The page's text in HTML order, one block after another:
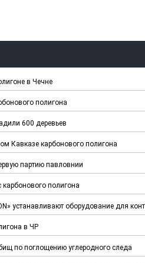
в Чечне
полигона
600 деревьев
Кавказе карбонового полигона
партию павловнии
полигона
устанавливают оборудование для
в ЧР ⠀
по поглощению углеродного следа